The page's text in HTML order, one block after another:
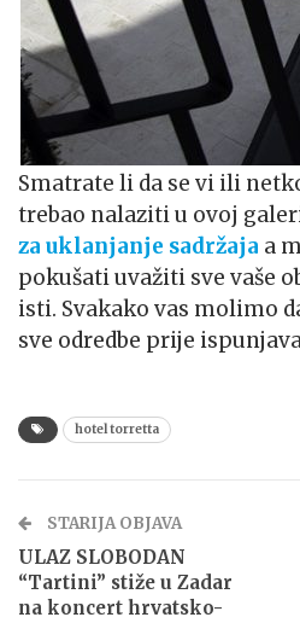
Smatrate li da se vi ili
trebao nalaziti u ovoj
za uklanjanje sadržaja a
pokušati uvažiti sve vaše
isti. Svakako vas molimo
sve odredbe prije
hotel torretta
STARIJA OBJAVA
ULAZ SLOBODAN
“Tartini” stiže u Zadar
na koncert hrvatsko-